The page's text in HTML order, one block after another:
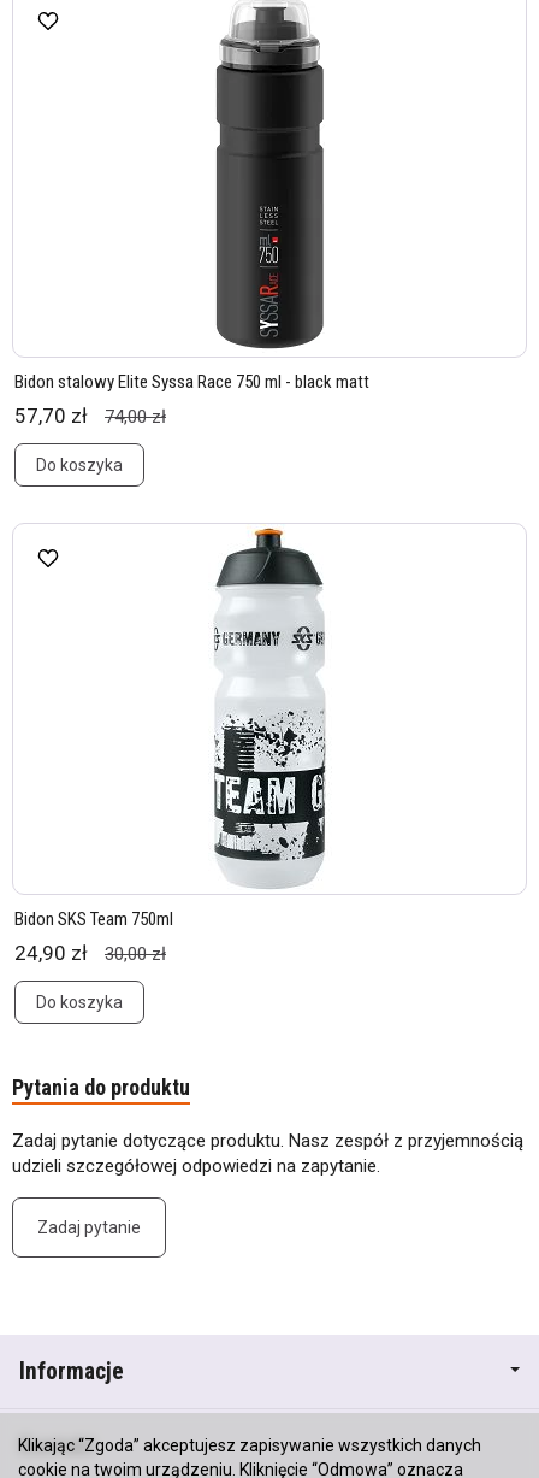
Bidon stalowy Elite Syssa Race 750 ml - black matt
57,70 zł 74,00 zł
Do koszyka
Bidon SKS Team 750ml
24,90 zł 30,00 zł
Do koszyka
Pytania do produktu
Zadaj pytanie dotyczące produktu. Nasz zespół z przyjemnością
udzieli szczegółowej odpowiedzi na zapytanie.
Zadaj pytanie
Informacje
Kontakt
Klikając “Zgoda” akceptujesz zapisywanie wszystkich danych
cookie na twoim urządzeniu. Kliknięcie “Odmowa” oznacza